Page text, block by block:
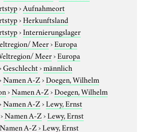
›Aufnahmeort
›Herkunftsland
›Internierungslager
Meer›Europa
Meer›Europa
Geschlecht›männlich
Namen A-Z›Doegen, Wilhelm
›Namen A-Z›Doegen, Wilhelm
Namen A-Z›Lewy, Ernst
›Namen A-Z›Lewy, Ernst
Namen A-Z›Lewy, Ernst